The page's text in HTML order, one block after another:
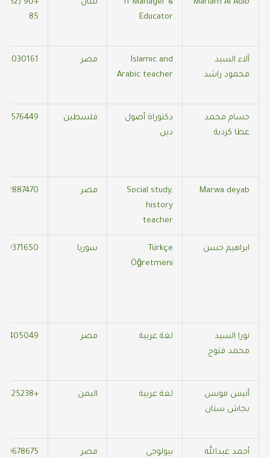
Mariam Al Adib
IT Manager &
Educator
لبنان
85
آلاء السيد
محمود راشد
Islamic and
Arabic teacher
مصر
حسام محمد
عطا كردية
دكتوراة أصول
دين
فلسطين
Marwa deyab
Social study,
history
teacher
مصر
ابراهيم حسن
Türkçe
Öğretmeni
سوريا
نورا السيد
محمد فتوح
لغة عربية مصر
أنيس مونس
بجاش سنان
لغة عربية اليمن +967733625238
أحمد عبدالله
بيولوجي مصر